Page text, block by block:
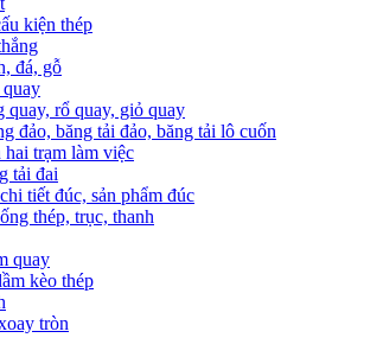
kiện thép
đá, gỗ
quay, rổ quay, giỏ quay
đảo, băng tải đảo, băng tải lô cuốn
trạm làm việc
tải đai
tiết đúc, sản phẩm đúc
thép, trục, thanh
quay
kèo thép
tròn